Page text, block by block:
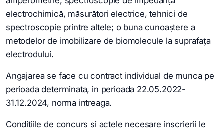
electrochimică, măsurători electrice, tehnici de
spectroscopie printre altele; o buna cunoaștere a
metodelor de imobilizare de biomolecule la suprafața
electrodului.
Angajarea se face cu contract individual de munca pe
perioada determinata, in perioada 22.05.2022-
31.12.2024, norma intreaga.
Conditiile de concurs si actele necesare inscrierii le